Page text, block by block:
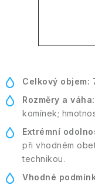
Celkový objem:
Rozměry a váha:
komínek;
Extrémní
při vhodném
technikou.
Vhodné